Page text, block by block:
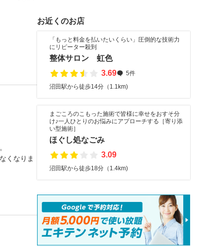
くなりま
お近くのお店
「もっと料金を払いたいくらい」圧倒的な技術力
にリピーター殺到
整体サロン 虹色
3.69
5件
沼田駅から徒歩14分（1.1km)
まごころのこもった施術で皆様に幸せをおすそ分
け♪一人ひとりのお悩みにアプローチする［寄り添
い型施術］
ほぐし処なごみ
3.09
沼田駅から徒歩18分（1.4km)